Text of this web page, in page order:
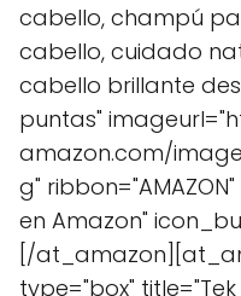
cabello, champú
cabello, cuidado
cabello brillante
puntas"
amazon.com/
g"
en Amazon"
[/
type="box"